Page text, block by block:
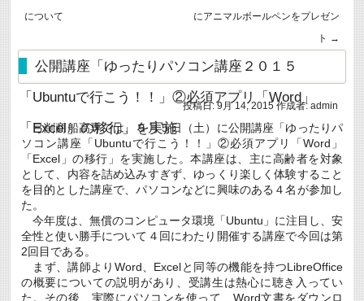
について にアニマルボールペンをプレゼン
ト →
公開講座「ゆったりパソコン講座２０１５
「Ubuntuで行こう！！」②必須アプリ「Word」
「Excel」の移行」を実施
投稿日: 9月 14, 2015 作成者: admin
弓削商船高専では、９月５日（土）に公開講座「ゆったりパ
ソコン講座「Ubuntuで行こう！！」②必須アプリ「Word」
「Excel」の移行」を実施した。本講座は、主に高齢者を対象
として、内容を詰め込みすぎず、ゆっくり楽しく体験すること
を目的とした講座で、パソコンなどに興味のある４名が参加し
た。
今年度は、無償のコンピュータ環境「Ubuntu」に注目し、安
全性と使い勝手について４回にわたり開催する講座で今回は第
2回目である。
まず、講師よりWord、Excelと同等の機能を持つLibreOffice
の概要についての説明があり、受講生は熱心に聴き入ってい
た。その後、実際にパソコンを使って、Word文書をダウンロ